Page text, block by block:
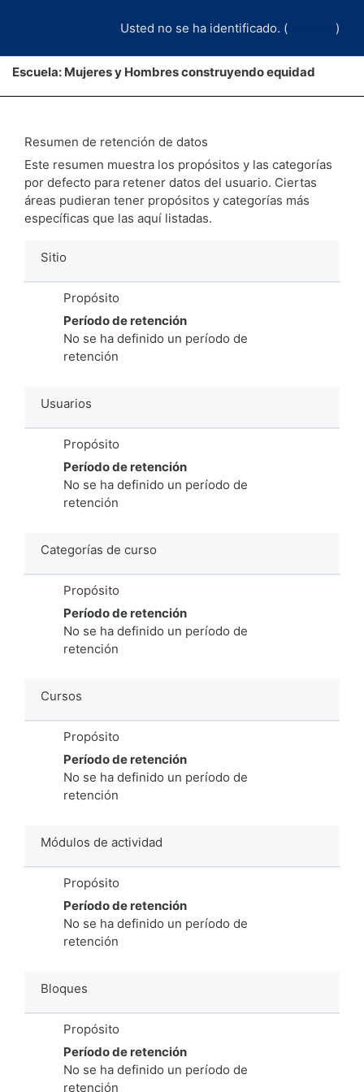
Usted no se ha identificado. (
)
Escuela: Mujeres y Hombres construyendo equidad
Resumen de retención de datos
Este resumen muestra los propósitos y las categorías
por defecto para retener datos del usuario. Ciertas
áreas pudieran tener propósitos y categorías más
específicas que las aquí listadas.
Sitio
Propósito
Período de retención
No se ha definido un período de
retención
Usuarios
Propósito
Período de retención
No se ha definido un período de
retención
Categorías de curso
Propósito
Período de retención
No se ha definido un período de
retención
Cursos
Propósito
Período de retención
No se ha definido un período de
retención
Módulos de actividad
Propósito
Período de retención
No se ha definido un período de
retención
Bloques
Propósito
Período de retención
No se ha definido un período de
retención